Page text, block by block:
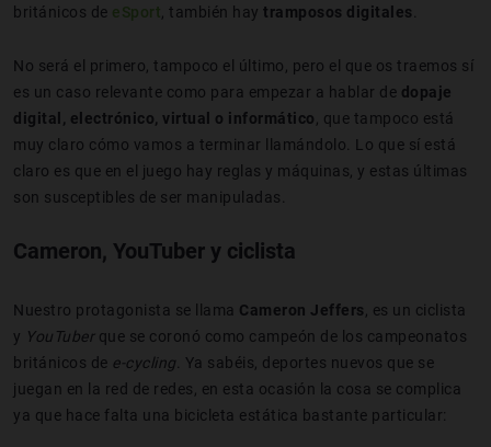
británicos de eSport , también hay tramposos digitales
No será el primero, tampoco el último, pero el que os traemos sí
es un caso relevante como para empezar a hablar de dopaje
digital, electrónico, virtual o informático , que tampoco está
muy claro cómo vamos a terminar llamándolo. Lo que sí está
claro es que en el juego hay reglas y máquinas, y estas últimas
son susceptibles de ser manipuladas.
Cameron, YouTuber y ciclista
Nuestro protagonista se llama Cameron Jeffers , es un ciclista
y YouTuber que se coronó como campeón de los campeonatos
británicos de e-cycling . Ya sabéis, deportes nuevos que se
juegan en la red de redes, en esta ocasión la cosa se complica
ya que hace falta una bicicleta estática bastante particular: